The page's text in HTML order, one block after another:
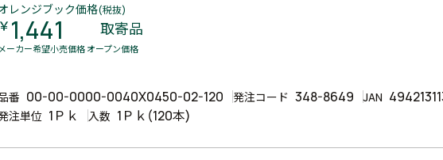
レンジブック価格(税抜)
￥ 1,441 取寄品
メーカー希望小売価格 オープン価格
番 00-00-0000-0040X0450-02-120 発注コード 348-8649 JAN
注単位 1Ｐｋ 入数 1Ｐｋ(120本)